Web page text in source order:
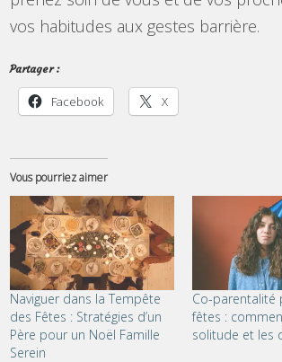
vos habitudes aux gestes barrière.
Partager :
Facebook X
Vous pourriez aimer
Naviguer dans la Tempête
des Fêtes : Stratégies d’un
Père pour un Noël Famille
Serein
Co-parentalité
fêtes :
solitude et les